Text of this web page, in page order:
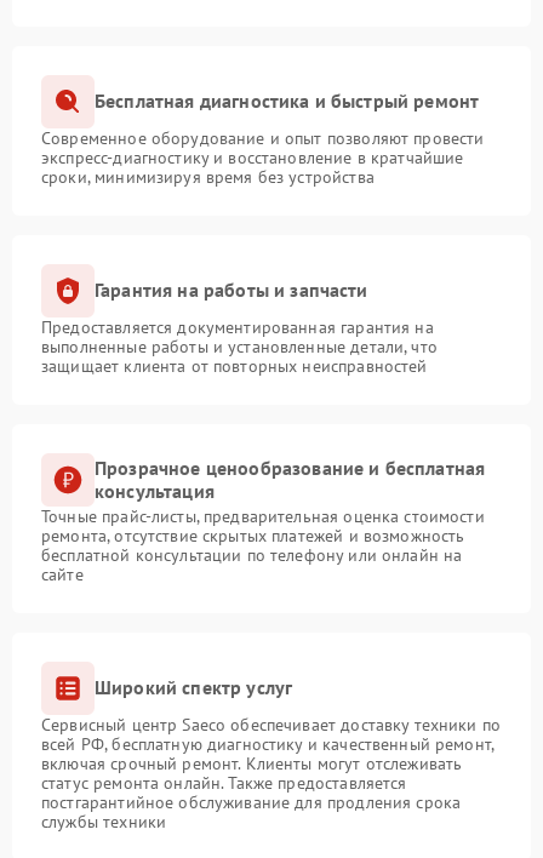
Бесплатная диагностика и быстрый ремонт
Современное оборудование и опыт позволяют провести
экспресс-диагностику и восстановление в кратчайшие
сроки, минимизируя время без устройства
Гарантия на работы и запчасти
Предоставляется документированная гарантия на
выполненные работы и установленные детали, что
защищает клиента от повторных неисправностей
Прозрачное ценообразование и бесплатная
консультация
Точные прайс-листы, предварительная оценка стоимости
ремонта, отсутствие скрытых платежей и возможность
бесплатной консультации по телефону или онлайн на
сайте
Широкий спектр услуг
Сервисный центр Saeco обеспечивает доставку техники по
всей РФ, бесплатную диагностику и качественный ремонт,
включая срочный ремонт. Клиенты могут отслеживать
статус ремонта онлайн. Также предоставляется
постгарантийное обслуживание для продления срока
службы техники